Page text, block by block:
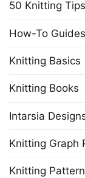
50 Knitting
How-To Guides
Knitting Basics
Knitting Books
Intarsia
Knitting Graph
Knitting